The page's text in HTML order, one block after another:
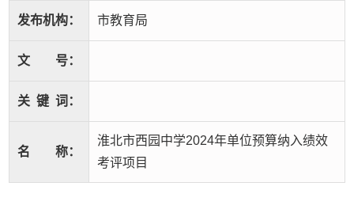
发布机构： 市教育局
文 号：
关 键 词：
名 称：
淮北市西园中学2024年单位预算纳入绩效
考评项目